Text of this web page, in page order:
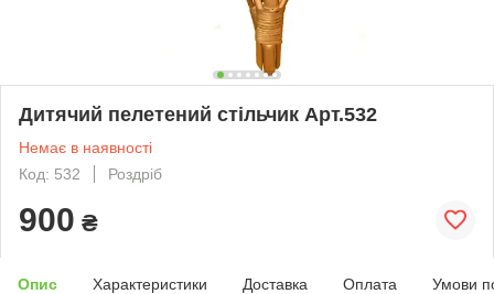
Дитячий пелетений стільчик Арт.532
Немає в наявності
Код: 532
Роздріб
900 ₴
Опис Характеристики Доставка Оплата Умови